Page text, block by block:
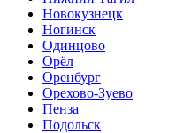
Новокузнецк
Ногинск
Одинцово
Орёл
Оренбург
Орехово-Зуево
Пенза
Подольск